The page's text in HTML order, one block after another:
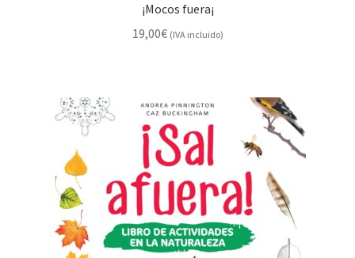
¡Mocos fuera¡
19,00€ (IVA incluido)